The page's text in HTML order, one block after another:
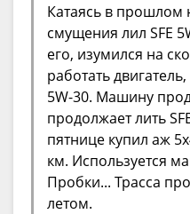
Катаясь в прошлом
смущения лил SFE
его, изумился на
работать
5W-30. Машину
продолжает лить
пятнице купил аж
км. Используется
Пробки... Трасса
летом.